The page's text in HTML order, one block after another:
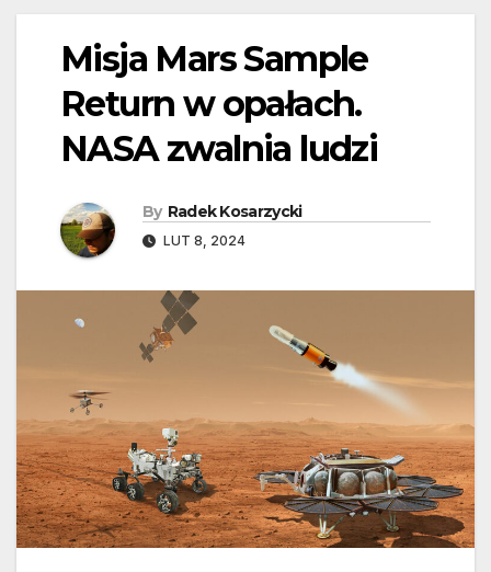
Misja Mars Sample
Return w opałach.
NASA zwalnia ludzi
By Radek Kosarzycki
LUT 8, 2024